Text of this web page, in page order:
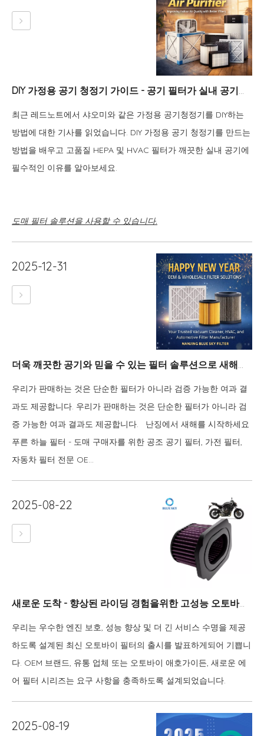
DIY 가정용 공기 청정기 가이드 - 공기 필터가 실내 공기질을 개선하는 방법 | 블루 스카이 필터
최근 레드노트에서 샤오미와 같은 가정용 공기청정기를 DIY하는
방법에 대한 기사를 읽었습니다. DIY 가정용 공기 청정기를 만드는
방법을 배우고 고품질 HEPA 및 HVAC 필터가 깨끗한 실내 공기에
필수적인 이유를 알아보세요.
도매 필터 솔루션을 사용할 수 있습니다.
2025-12-31
더욱 깨끗한 공기와 믿을 수 있는 필터 솔루션으로 새해를 시작하세요
우리가 판매하는 것은 단순한 필터가 아니라 검증 가능한 여과 결
과도 제공합니다. 우리가 판매하는 것은 단순한 필터가 아니라 검
증 가능한 여과 결과도 제공합니다. 난징에서 새해를 시작하세요
푸른 하늘 필터 - 도매 구매자를 위한 공조 공기 필터, 가전 필터,
자동차 필터 전문 OE...
2025-08-22
새로운 도착 - 향상된 라이딩 경험을위한 고성능 오토바이 필터
우리는 우수한 엔진 보호, 성능 향상 및 더 긴 서비스 수명을 제공
하도록 설계된 최신 오토바이 필터의 출시를 발표하게되어 기쁩니
다. OEM 브랜드, 유통 업체 또는 오토바이 애호가이든, 새로운 에
어 필터 시리즈는 요구 사항을 충족하도록 설계되었습니다.
2025-08-19